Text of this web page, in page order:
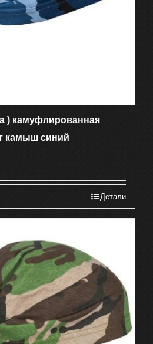
) камуфлированная
камыш синий
Детали